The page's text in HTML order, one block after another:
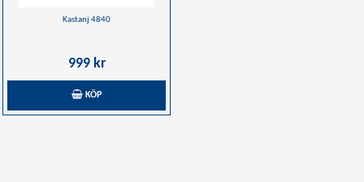
Kastanj 4840
999 kr
KÖP